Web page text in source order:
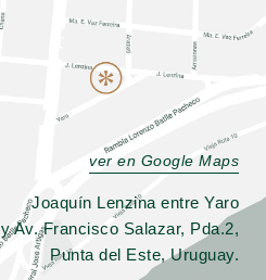
ver en Google Maps
Joaquín Lenzina entre Yaro
y Av. Francisco Salazar, Pda.2,
Punta del Este, Uruguay.